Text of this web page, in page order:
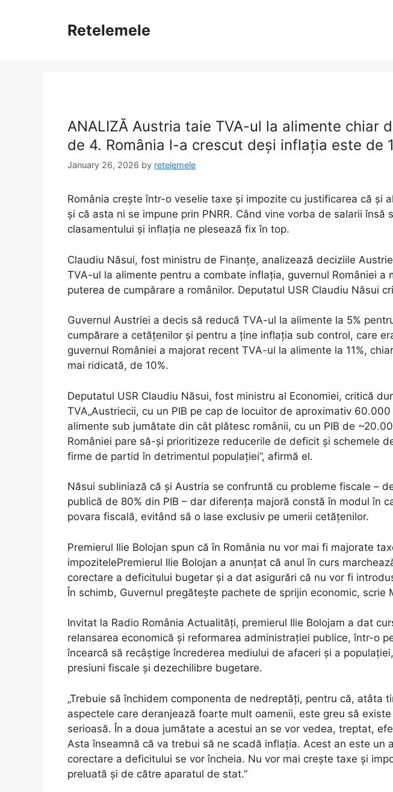
Retelemele
ANALIZĂ Austria taie TVA-ul la alimente chiar
de 4. România l-a crescut deși inflația este de
January 26, 2026 by retelemele
România crește într-o veselie taxe și impozite cu justificarea că și
și că asta ni se impune prin PNRR. Când vine vorba de salarii însă
clasamentului și inflația ne plesează fix în top.
Claudiu Năsui, fost ministru de Finanțe, analizează deciziile
TVA-ul la alimente pentru a combate inflația, guvernul României a
puterea de cumpărare a românilor. Deputatul USR Claudiu Năsui
Guvernul Austriei a decis să reducă TVA-ul la alimente la 5%
cumpărare a cetățenilor și pentru a ține inflația sub control, care
guvernul României a majorat recent TVA-ul la alimente la 11%,
mai ridicată, de 10%.
Deputatul USR Claudiu Năsui, fost ministru al Economiei, critică
TVA„Austriecii, cu un PIB pe cap de locuitor de aproximativ
alimente sub jumătate din cât plătesc românii, cu un PIB de
României pare să-și prioritizeze reducerile de deficit și schemele
firme de partid în detrimentul populației”, afirmă el.
Năsui subliniază că și Austria se confruntă cu probleme fiscale –
publică de 80% din PIB – dar diferența majoră constă în modul în
povara fiscală, evitând să o lase exclusiv pe umerii cetățenilor.
Premierul Ilie Bolojan spun că în România nu vor mai fi majorate
impozitelePremierul Ilie Bolojan a anunțat că anul în curs
corectare a deficitului bugetar și a dat asigurări că nu vor fi
În schimb, Guvernul pregătește pachete de sprijin economic, scrie
Invitat la Radio România Actualități, premierul Ilie Bolojam a dat
relansarea economică și reformarea administrației publice, într-o
încearcă să recâștige încrederea mediului de afaceri și a
presiuni fiscale și dezechilibre bugetare.
„Trebuie să închidem componenta de nedreptăți, pentru că, atâta
aspectele care deranjează foarte mult oamenii, este greu să
serioasă. În a doua jumătate a acestui an se vor vedea, treptat,
Asta înseamnă că va trebui să ne scadă inflația. Acest an este un
corectare a deficitului se vor încheia. Nu vor mai crește taxe și
preluată și de către aparatul de stat.”